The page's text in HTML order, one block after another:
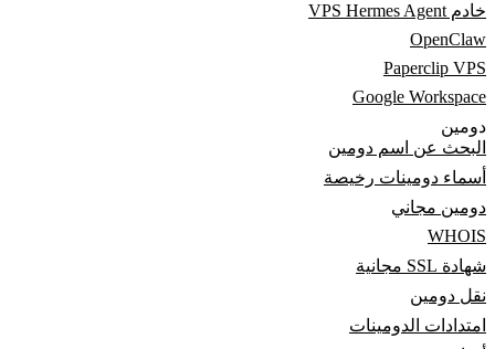
خادم VPS Hermes Agent
OpenClaw
Paperclip VPS
Google Workspace
دومين
البحث عن اسم دومين
أسماء دومينات رخيصة
دومين مجاني
WHOIS
شهادة SSL مجانية
نقل دومين
امتدادات الدومينات